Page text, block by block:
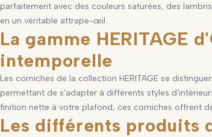
parfaitement avec des couleurs saturées, des
en un véritable attrape-œil.
La gamme HERITAGE
intemporelle
Les corniches de la collection HERITAGE se
permettant de s'adapter à différents styles
finition nette à votre plafond, ces corniches offrent
Les différents produits